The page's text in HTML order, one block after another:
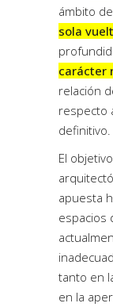
ámbito
sola
carácter
relación
respecto
definitivo.
El
apuesta
espacios
tanto en
en la